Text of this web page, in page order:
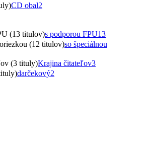
CD obal2
(13 titulov)s podporou FPU13
(12 titulov)so špeciálnou
(3 tituly)Krajina čitateľov3
darčekový2